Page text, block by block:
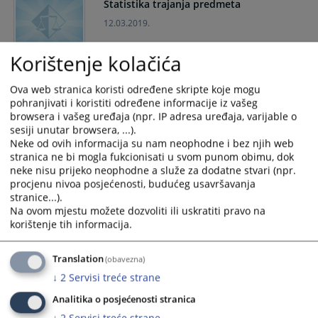
calendar
select
a
date.
Press
the
question
mark
key
to
get
the
keyboard
shortcuts
for
changing
dates.
calendar
and
select
a
date.
Press
the
question
mark
key
to
get
keyboard
shortcuts
changing
dates.
Statistika trajanja predmeta
12.03.2019.
Godišnja realizacija Plana
12.03.2019.
Izvještaj o radu suda
11.03.2019.
Analiza Izvještaja o poštivanju
optimalnih rokova
Izvještaj o radu suda za 2015. godinu
29.01.2016.
Korištenje kolačića
Ova web stranica koristi određene skripte koje mogu
pohranjivati i koristiti određene informacije iz vašeg
browsera i vašeg uređaja (npr. IP adresa uređaja, varijable o
sesiji unutar browsera, ...).
Neke od ovih informacija su nam neophodne i bez njih web
stranica ne bi mogla fukcionisati u svom punom obimu, dok
neke nisu prijeko neophodne a služe za dodatne stvari (npr.
procjenu nivoa posjećenosti, budućeg usavršavanja
stranice...).
Na ovom mjestu možete dozvoliti ili uskratiti pravo na
korištenje tih informacija.
Translation(obavezna)
↓ 2 Servisi treće strane
Analitika o posjećenosti stranica